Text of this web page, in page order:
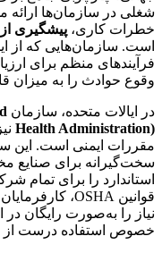
خطرات کاری، پیشگیری
است. سازمان‌هایی که از
فرآیندهای منظم برای
وقوع حوادث را به میزان
در ایالات متحده، سازمان
Health Administration)
مقررات ایمنی است. این
سخت‌گیرانه برای صنایع
استاندارد را برای تمام
قوانین OSHA، کارفرمایان باید تمامی
نیاز را به‌صورت رایگان در
خصوص استفاده درست از